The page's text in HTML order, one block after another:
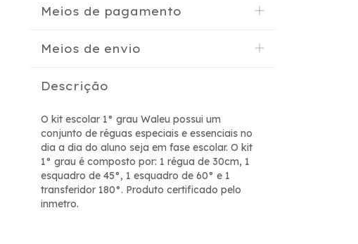
Meios de pagamento
Meios de envio
Descrição
O kit escolar 1° grau Waleu possui um
conjunto de réguas especiais e essenciais no
dia a dia do aluno seja em fase escolar. O kit
1° grau é composto por: 1 régua de 30cm, 1
esquadro de 45°, 1 esquadro de 60° e 1
transferidor 180°. Produto certificado pelo
inmetro.